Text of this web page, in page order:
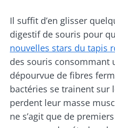
Il suffit d’en glisser
digestif de souris pour
nouvelles stars du tapis
des souris consommant
dépourvue de fibres
bactéries se trainent sur
perdent leur masse
ne s’agit que de